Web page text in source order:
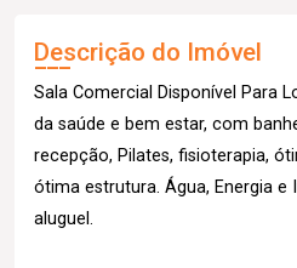
Descrição do Imóvel
Sala Comercial Disponível Para
da saúde e bem estar, com
recepção, Pilates, fisioterapia,
ótima estrutura. Água, Energia
aluguel.